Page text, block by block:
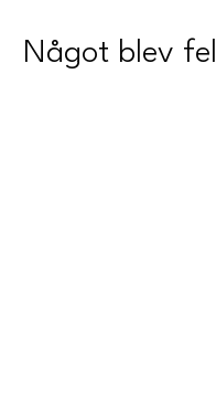
Något blev fel